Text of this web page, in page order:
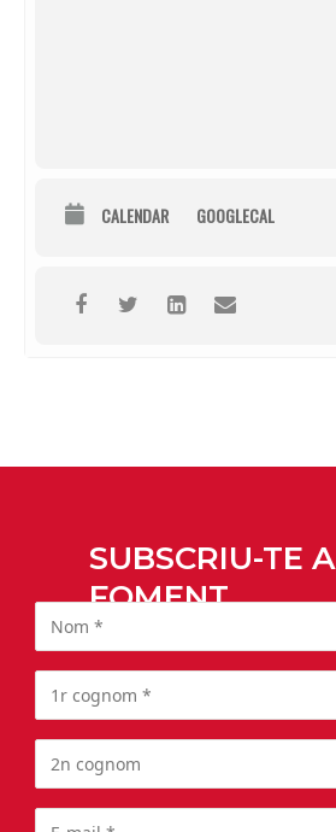
CALENDAR GOOGLECAL
SUBSCRIU-TE A
FOMENT